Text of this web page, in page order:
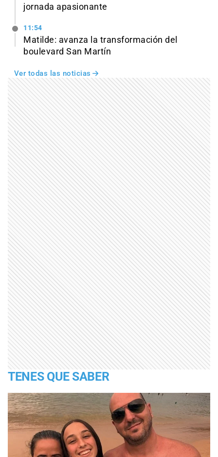
jornada apasionante
11:54
Matilde: avanza la transformación del
boulevard San Martín
Ver todas las noticias
TENES QUE SABER